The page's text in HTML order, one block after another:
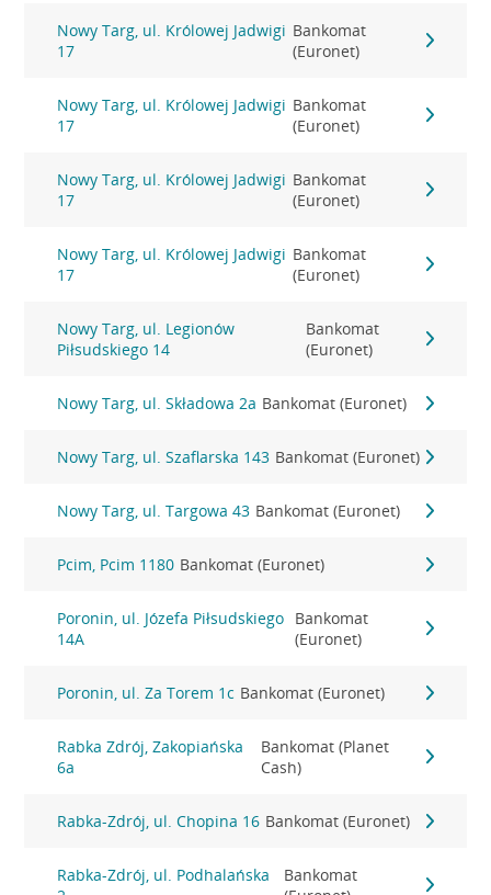
Nowy Targ, ul. Królowej Jadwigi
17
Bankomat
(Euronet)
Nowy Targ, ul. Królowej Jadwigi
17
Bankomat
(Euronet)
Nowy Targ, ul. Królowej Jadwigi
17
Bankomat
(Euronet)
Nowy Targ, ul. Królowej Jadwigi
17
Bankomat
(Euronet)
Nowy Targ, ul. Legionów
Piłsudskiego 14
Bankomat
(Euronet)
Nowy Targ, ul. Składowa 2a Bankomat (Euronet)
Nowy Targ, ul. Szaflarska 143 Bankomat (Euronet)
Nowy Targ, ul. Targowa 43 Bankomat (Euronet)
Pcim, Pcim 1180 Bankomat (Euronet)
Poronin, ul. Józefa Piłsudskiego
14A
Bankomat
(Euronet)
Poronin, ul. Za Torem 1c Bankomat (Euronet)
Rabka Zdrój, Zakopiańska
6a
Bankomat (Planet
Cash)
Rabka-Zdrój, ul. Chopina 16 Bankomat (Euronet)
Rabka-Zdrój, ul. Podhalańska
Bankomat